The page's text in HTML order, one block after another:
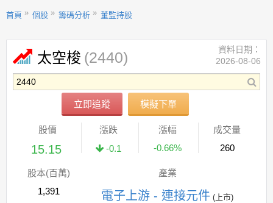
首頁 個股 籌碼分析 董監持股
太空梭 (2440)
立即追蹤 模擬下單
資料日期：
2026-08-06
股價
15.15
漲跌
-0.1
漲幅
-0.66%
成交量
260
股本(百萬)
1,391
產業
電子上游 - 連接元件 (上市)